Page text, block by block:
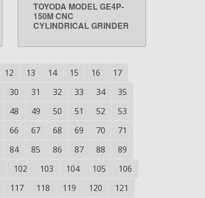
LEARN MORE
TOYODA MODEL GE4P-
150M CNC
CYLINDRICAL GRINDER
12 13 14 15 16
17
30 31 32 33 34
35
48 49 50 51 52
53
66 67 68 69 70
71
84 85 86 87 88
89
102 103 104 105
106
117 118 119 120
121